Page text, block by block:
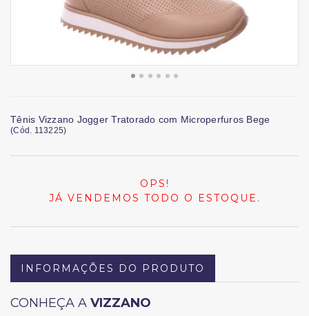
Tênis Vizzano Jogger Tratorado com Microperfuros Bege
(Cód. 113225)
OPS!
JÁ VENDEMOS TODO O ESTOQUE.
INFORMAÇÕES DO PRODUTO
CONHEÇA A VIZZANO